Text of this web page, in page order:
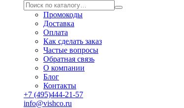
Промокоды
Доставка
Оплата
Как сделать заказ
Частые вопросы
Обратная связь
О компании
Блог
Контакты
+7 (495)444-21-57
info@vishco.ru